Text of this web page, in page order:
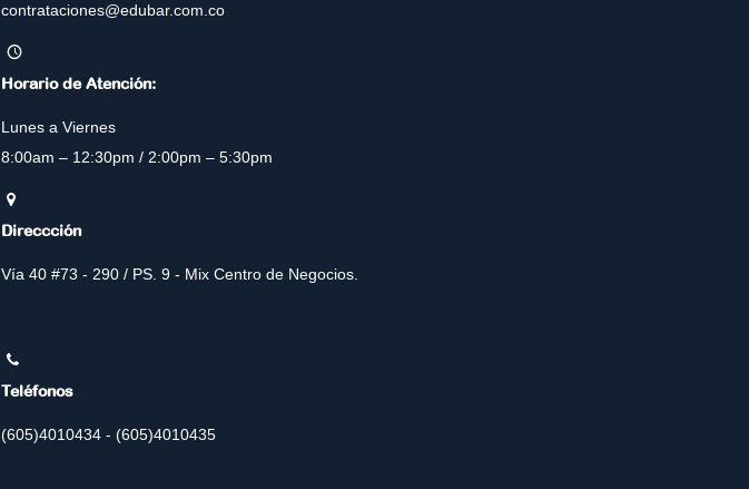
contrataciones@edubar.com.co
Horario de Atención:
Lunes a Viernes
8:00am – 12:30pm / 2:00pm – 5:30pm
Direccción
Vía 40 #73 - 290 / PS. 9 - Mix Centro de Negocios.
Teléfonos
(605)4010434 - (605)4010435